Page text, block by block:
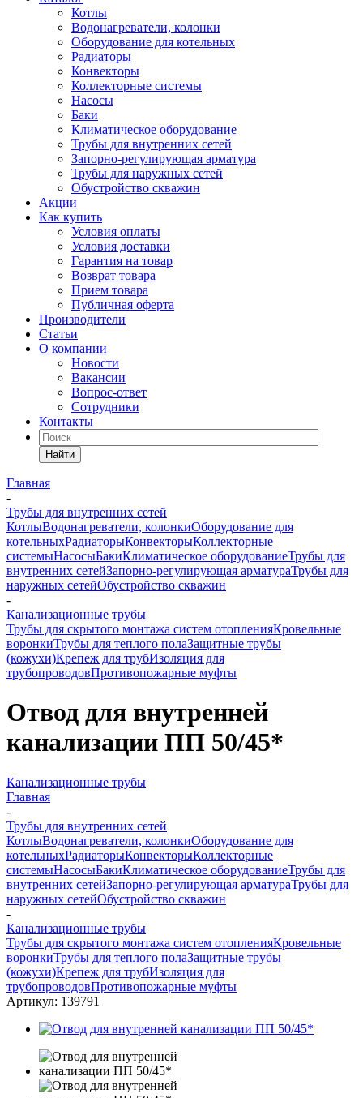
Котлы
Водонагреватели, колонки
Оборудование для котельных
Радиаторы
Конвекторы
Коллекторные системы
Насосы
Баки
Климатическое оборудование
Трубы для внутренних сетей
Запорно-регулирующая арматура
Трубы для наружных сетей
Обустройство скважин
Акции
Как купить
Условия оплаты
Условия доставки
Гарантия на товар
Возврат товара
Прием товара
Публичная оферта
Производители
Статьи
О компании
Новости
Вакансии
Вопрос-ответ
Сотрудники
Контакты
Найти
Главная
-
Трубы для внутренних сетей
КотлыВодонагреватели, колонкиОборудование для
котельныхРадиаторыКонвекторыКоллекторные
системыНасосыБакиКлиматическое оборудованиеТрубы для
внутренних сетейЗапорно-регулирующая арматураТрубы для
наружных сетейОбустройство скважин
-
Канализационные трубы
Трубы для скрытого монтажа систем отопленияКровельные
воронкиТрубы для теплого полаЗащитные трубы
(кожухи)Крепеж для трубИзоляция для
трубопроводовПротивопожарные муфты
Отвод для внутренней
канализации ПП 50/45*
Канализационные трубы
Главная
-
Трубы для внутренних сетей
КотлыВодонагреватели, колонкиОборудование для
котельныхРадиаторыКонвекторыКоллекторные
системыНасосыБакиКлиматическое оборудованиеТрубы для
внутренних сетейЗапорно-регулирующая арматураТрубы для
наружных сетейОбустройство скважин
-
Канализационные трубы
Трубы для скрытого монтажа систем отопленияКровельные
воронкиТрубы для теплого полаЗащитные трубы
(кожухи)Крепеж для трубИзоляция для
трубопроводовПротивопожарные муфты
Артикул: 139791